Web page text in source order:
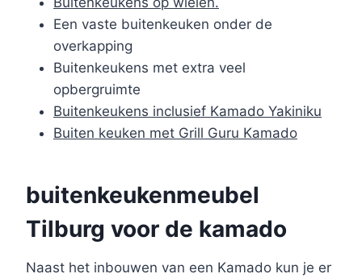
Een vaste buitenkeuken onder de
overkapping
Buitenkeukens met extra veel
opbergruimte
Buitenkeukens inclusief Kamado Yakiniku
Buiten keuken met Grill Guru Kamado
buitenkeukenmeubel
Tilburg voor de kamado
Naast het inbouwen van een Kamado kun je er